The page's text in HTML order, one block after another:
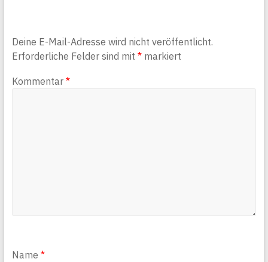
Deine E-Mail-Adresse wird nicht veröffentlicht.
Erforderliche Felder sind mit *markiert
Kommentar *
Name *